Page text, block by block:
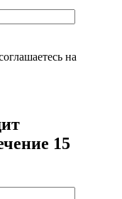
на
15